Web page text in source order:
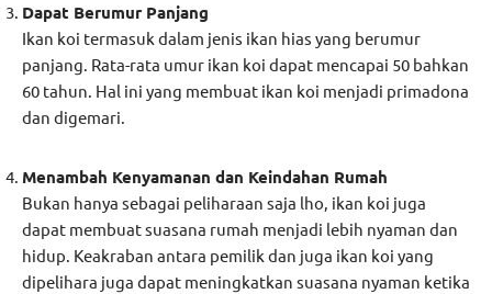
Dapat Berumur Panjang
Ikan koi termasuk dalam jenis ikan hias yang berumur
panjang. Rata-rata umur ikan koi dapat mencapai 50 bahkan
60 tahun. Hal ini yang membuat ikan koi menjadi primadona
dan digemari.
Menambah Kenyamanan dan Keindahan Rumah
Bukan hanya sebagai peliharaan saja lho, ikan koi juga
dapat membuat suasana rumah menjadi lebih nyaman dan
hidup. Keakraban antara pemilik dan juga ikan koi yang
dipelihara juga dapat meningkatkan suasana nyaman ketika